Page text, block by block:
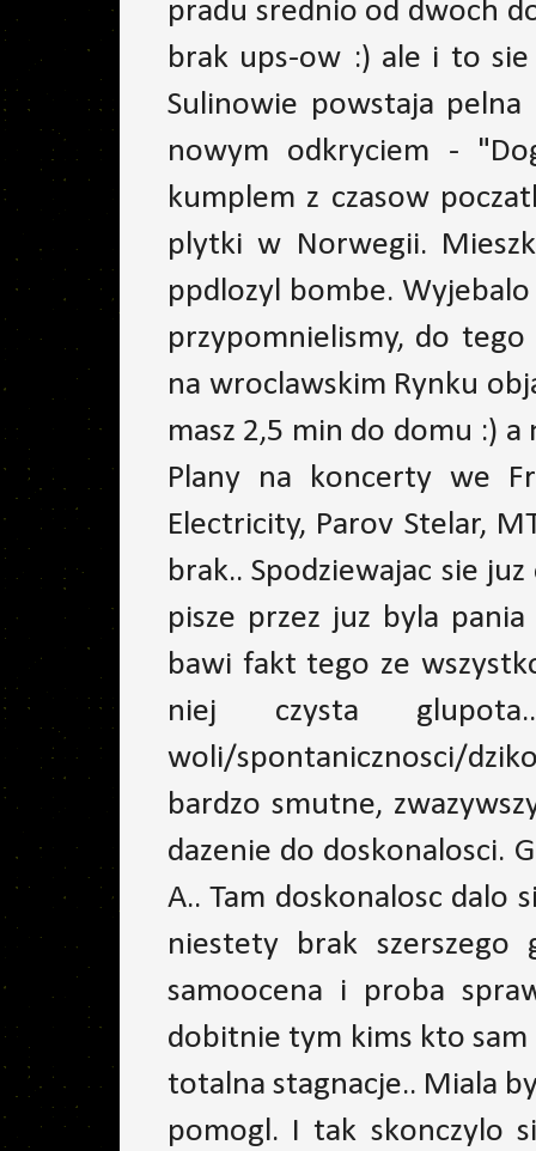
pradu srednio od dwoch
brak ups-ow :) ale i to
Sulinowie powstaja pelna
nowym odkryciem -
kumplem z czasow
plytki w Norwegii.
ppdlozyl bombe.
przypomnielismy, do tego
na wroclawskim Rynku
masz 2,5 min do domu :) a
Plany na koncerty we
Electricity, Parov Stelar,
brak.. Spodziewajac sie
pisze przez juz byla
bawi fakt tego ze
niej czysta
woli/spontanicznosci/
bardzo smutne,
dazenie do doskonalosci.
A.. Tam doskonalosc dalo
niestety brak szerszego
samoocena i proba
dobitnie tym kims kto
totalna stagnacje.. Miala
pomogl. I tak skonczylo